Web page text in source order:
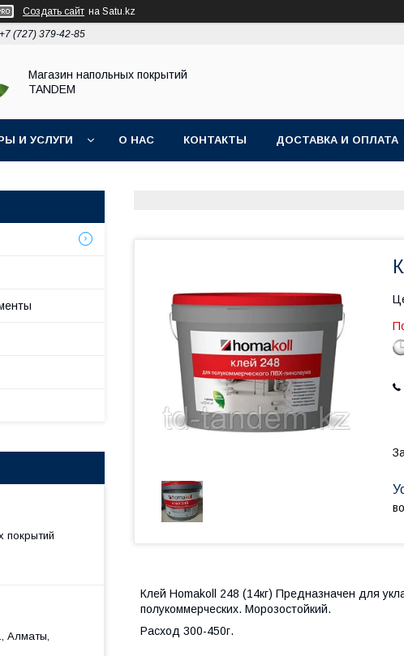
Создать сайт на Satu.kz
+7 (727) 379-42-85
Магазин напольных покрытий
TANDEM
И УСЛУГИ О НАС КОНТАКТЫ ДОСТАВКА И ОПЛАТА
Клей Homakoll 248 (14кг) Предназначен для
полукоммерческих. Морозостойкий.
Расход 300-450г.
покрытий
Алматы,